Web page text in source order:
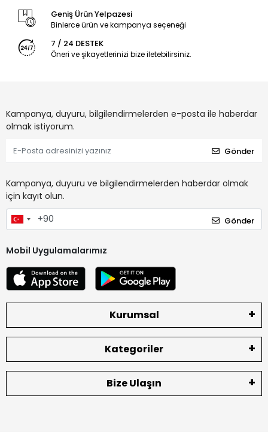
Geniş Ürün Yelpazesi
Binlerce ürün ve kampanya seçeneği
7 / 24 DESTEK
Öneri ve şikayetlerinizi bize iletebilirsiniz.
Kampanya, duyuru, bilgilendirmelerden e-posta ile haberdar
olmak istiyorum.
Gönder
Kampanya, duyuru ve bilgilendirmelerden haberdar olmak
için kayıt olun.
Gönder
Mobil Uygulamalarımız
Kurumsal
Kategoriler
Bize Ulaşın